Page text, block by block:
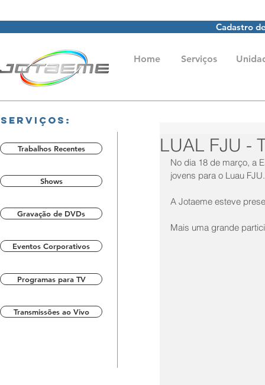
Cadastro
Home Serviços
Serviços:
Trabalhos Recentes
Shows
Gravação de DVDs
Eventos Corporativos
Programas para TV
Transmissões ao Vivo
LUAL FJU -
No dia 18 de março, a
jovens para o Luau FJU.
A Jotaeme esteve
Mais uma grande